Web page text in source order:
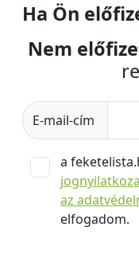
Ha Ön
Nem
E-mail-cím
a
az
elfogadom.